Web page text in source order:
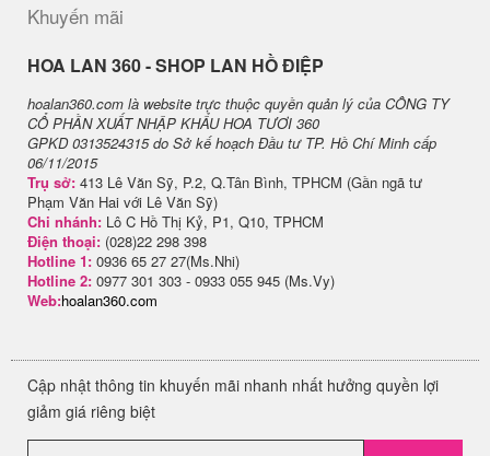
Khuyến mãi
H​OA LAN 360 - SHOP LAN HỒ ĐIỆP
hoalan360.com là website trực thuộc quyền quản lý của CÔNG TY
CỔ PHẦN XUẤT NHẬP KHẨU HOA TƯƠI 360
GPKD 0313524315 do Sở kế hoạch Đầu tư TP. Hồ Chí Minh cấp
06/11/2015
Trụ sở: 413 Lê Văn Sỹ, P.2, Q.Tân Bình, TPHCM (Gần ngã tư
Phạm Văn Hai với Lê Văn Sỹ)
Chi nhánh: Lô C Hồ Thị Kỷ, P1, Q10, TPHCM
Điện thoại: (028)22 298 398
Hotline 1: 0936 65 27 27(Ms.Nhi)
Hotline 2: 0977 301 303 - 0933 055 945 (Ms.Vy)
Web:hoalan360.com
Cập nhật thông tin khuyến mãi nhanh nhất hưởng quyền lợi
giảm giá riêng biệt